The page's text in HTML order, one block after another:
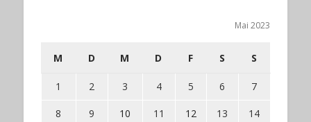
Mai 2023
M D M D F S S
1 2 3 4 5 6 7
8 9 10 11 12 13 14